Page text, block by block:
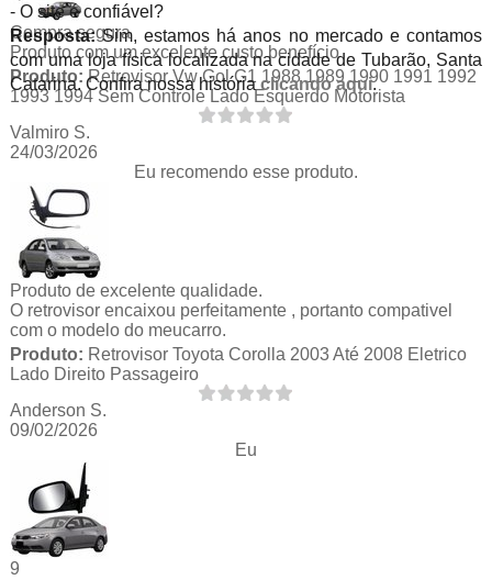
- O site é confiável?
Resposta:Sim, estamos há anos no mercado e contamos
com uma loja física localizada na cidade de Tubarão, Santa
Catarina. Confira nossa história clicando aqui.
Compra segura
Produto com um excelente custo benefício
Produto: Retrovisor Vw Gol G1 1988 1989 1990 1991 1992
1993 1994 Sem Controle Lado Esquerdo Motorista
Valmiro S.
24/03/2026
Eu recomendo esse produto.
Produto de excelente qualidade.
O retrovisor encaixou perfeitamente , portanto compativel
com o modelo do meucarro.
Produto: Retrovisor Toyota Corolla 2003 Até 2008 Eletrico
Lado Direito Passageiro
Anderson S.
09/02/2026
Eu
9